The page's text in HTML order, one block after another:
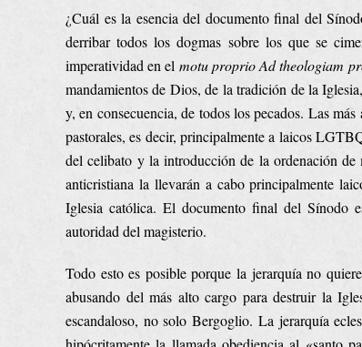
¿Cuál es la esencia del documento final del
derribar todos los dogmas sobre los que se
imperatividad en el motu proprio Ad theologiam
mandamientos de Dios, de la tradición de la
y, en consecuencia, de todos los pecados. Las
pastorales, es decir, principalmente a laicos
del celibato y la introducción de la ordenación de
anticristiana la llevarán a cabo principalmente
Iglesia católica. El documento final del Sínodo
autoridad del magisterio.
Todo esto es posible porque la jerarquía no
abusando del más alto cargo para destruir la
escandaloso, no solo Bergoglio. La jerarquía